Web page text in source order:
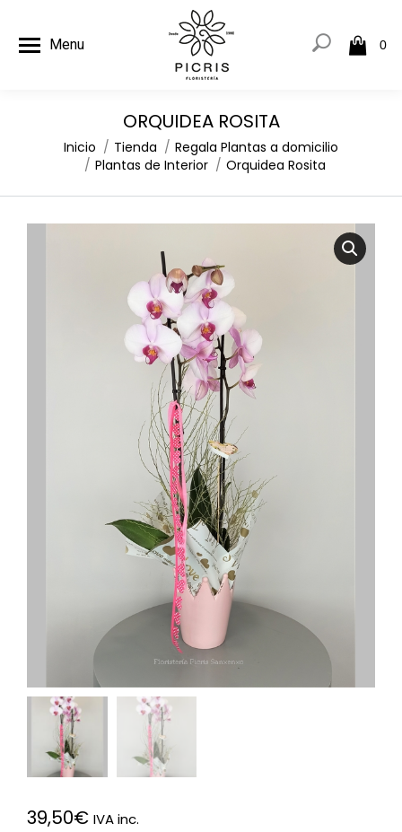
Menu 0
ORQUIDEA ROSITA
Estás aquí:
Inicio Tienda
Regala Plantas a domicilio
Plantas de Interior
Orquidea Rosita
39,50€ IVA inc.